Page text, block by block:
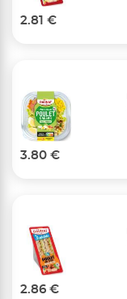
2.81 €
3.80 €
2.86 €